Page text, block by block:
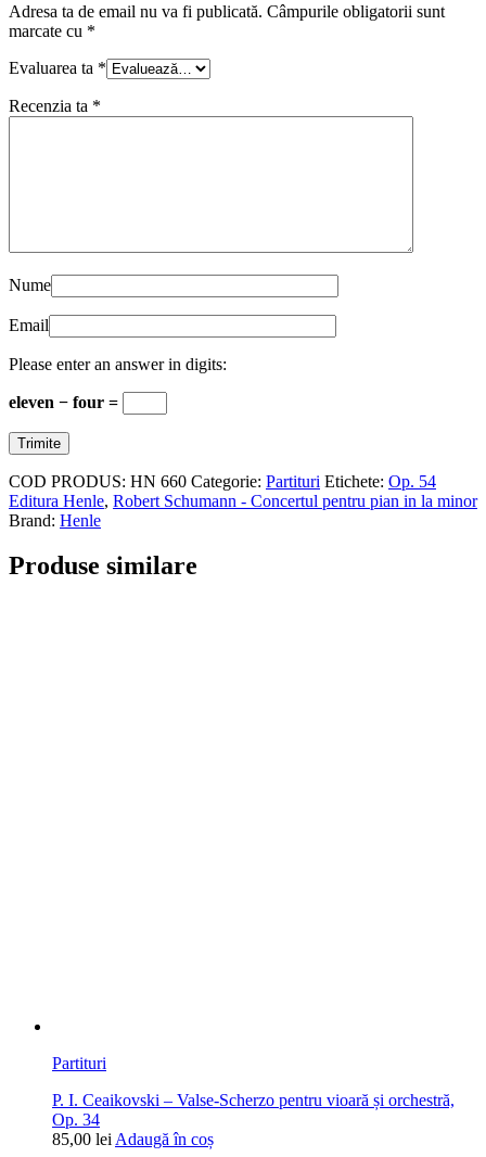
Adresa ta de email nu va fi publicată. Câmpurile obligatorii sunt
marcate cu *
Evaluarea ta *
Recenzia ta *
Nume
Email
Please enter an answer in digits:
eleven − four =
COD PRODUS: HN 660 Categorie: Partituri Etichete: Op. 54
Editura Henle, Robert Schumann - Concertul pentru pian in la minor
Brand: Henle
Produse similare
Partituri
P. I. Ceaikovski – Valse-Scherzo pentru vioară și orchestră,
Op. 34
85,00 lei Adaugă în coș